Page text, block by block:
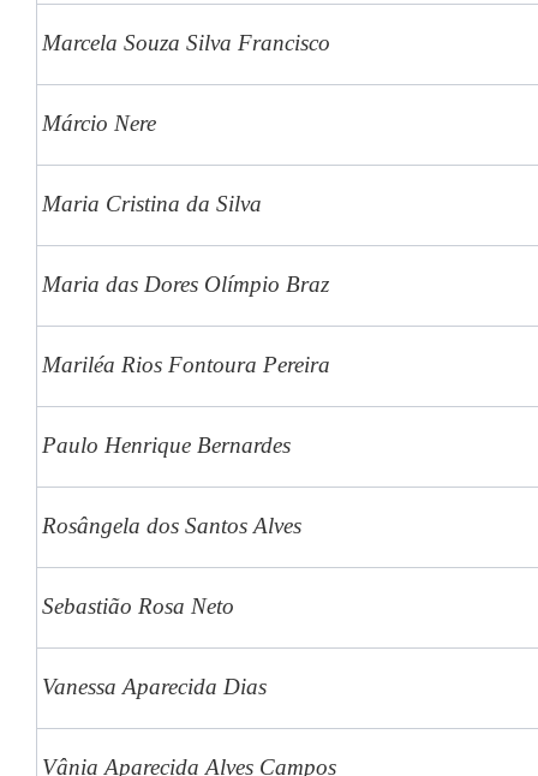
Marcela Souza Silva Francisco
Márcio Nere
Maria Cristina da Silva
Maria das Dores Olímpio Braz
Mariléa Rios Fontoura Pereira
Paulo Henrique Bernardes
Rosângela dos Santos Alves
Sebastião Rosa Neto
Vanessa Aparecida Dias
Vânia Aparecida Alves Campos